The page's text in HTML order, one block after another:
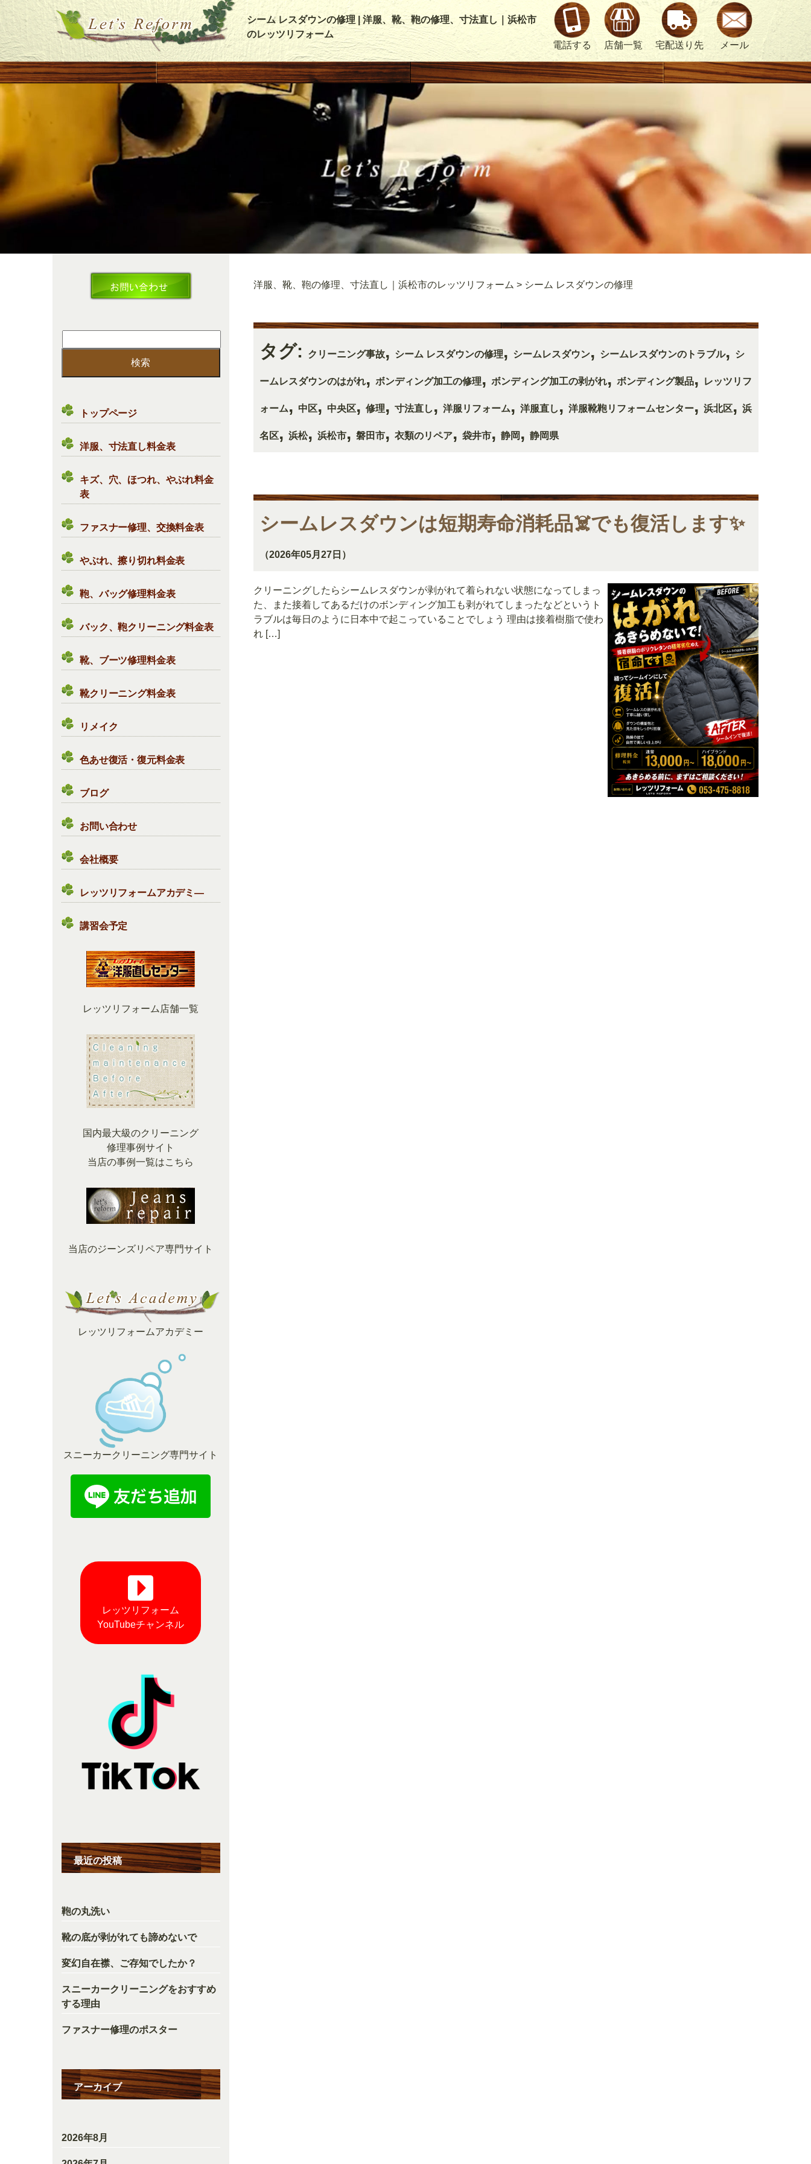
シーム レスダウンの修理 | 洋服、靴、鞄の修理、寸法直し｜浜松市
のレッツリフォーム
電話する
店舗一覧 宅配送り先 メール
索:
トップページ
洋服、寸法直し料金表
キズ、穴、ほつれ、やぶれ料金
表
ファスナー修理、交換料金表
やぶれ、擦り切れ料金表
鞄、バッグ修理料金表
バック、鞄クリーニング料金表
靴、ブーツ修理料金表
靴クリーニング料金表
リメイク
色あせ復活・復元料金表
ブログ
お問い合わせ
会社概要
レッツリフォームアカデミ―
講習会予定
レッツリフォーム店舗一覧
国内最大級のクリーニング
修理事例サイト
当店の事例一覧はこちら
当店のジーンズリペア専門サイト
レッツリフォームアカデミー
スニーカークリーニング専門サイト
レッツリフォーム
YouTubeチャンネル
最近の投稿
鞄の丸洗い
靴の底が剥がれても諦めないで
変幻自在襟、ご存知でしたか？
スニーカークリーニングをおすすめ
する理由
ファスナー修理のポスター
アーカイブ
2026年8月
洋服、靴、鞄の修理、寸法直し｜浜松市のレッツリフォーム > シーム レスダウンの修理
タグ: クリーニング事故, シーム レスダウンの修理, シームレスダウン, シームレスダウンのトラブル, シ
ームレスダウンのはがれ, ボンディング加工の修理, ボンディング加工の剥がれ, ボンディング製品, レッツリフ
ォーム, 中区, 中央区, 修理, 寸法直し , 洋服リフォーム, 洋服直し , 洋服靴鞄リフォームセンター, 浜北区, 浜
名区, 浜松, 浜松市, 磐田市, 衣類のリペア, 袋井市, 静岡, 静岡県
シームレスダウンは短期寿命消耗品☠️でも復活します✨
（2026年05月27日）
クリーニングしたらシームレスダウンが剥がれて着られない状態になってしまっ
た、また接着してあるだけのボンディング加工も剥がれてしまったなどというト
ラブルは毎日のように日本中で起こっていることでしょう 理由は接着樹脂で使わ
れ […]